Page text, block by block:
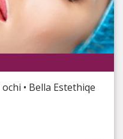
• Bella Estethiqe